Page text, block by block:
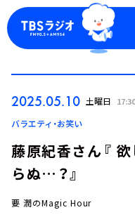
ログイン
2025.05.10 土曜日 17:30
バラエティ・お笑い
藤原紀香さん『
らぬ…？』
要 潤のMagic Hour